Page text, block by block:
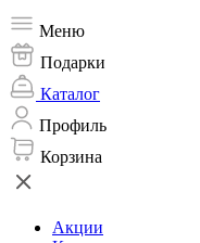
Меню
Подарки
Каталог
Профиль
Корзина
Акции